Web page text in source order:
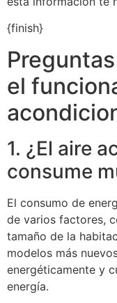
{finish}
el
1. ¿El aire
consume
El consumo de
de varios factores,
tamaño de la
modelos más
energéticamente y
energía.